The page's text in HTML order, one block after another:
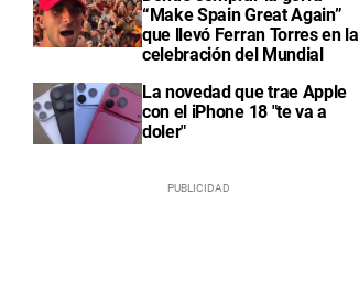
“Make Spain Great Again”
que llevó Ferran Torres en la
celebración del Mundial
La novedad que trae Apple
con el iPhone 18 "te va a
doler"